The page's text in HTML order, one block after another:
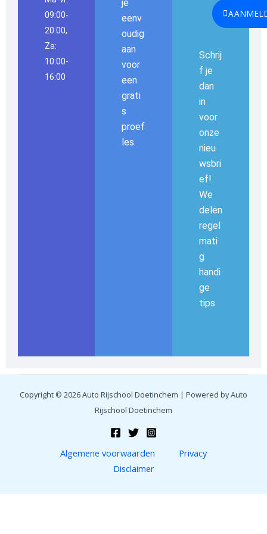
09:00-
20:00,
Za:
10:00-
16:00
je
eenv
oudig
aan
voor
een
grati
s
proef
les.
Schrij
f je
dan
in
voor
onze
nieu
wsbri
ef!
We
delen
regel
mati
g
handi
ge
tips
Copyright © 2026 Auto Rijschool Doetinchem | Powered by Auto
Rijschool Doetinchem
Algemene voorwaarden
Privacy
Disclaimer